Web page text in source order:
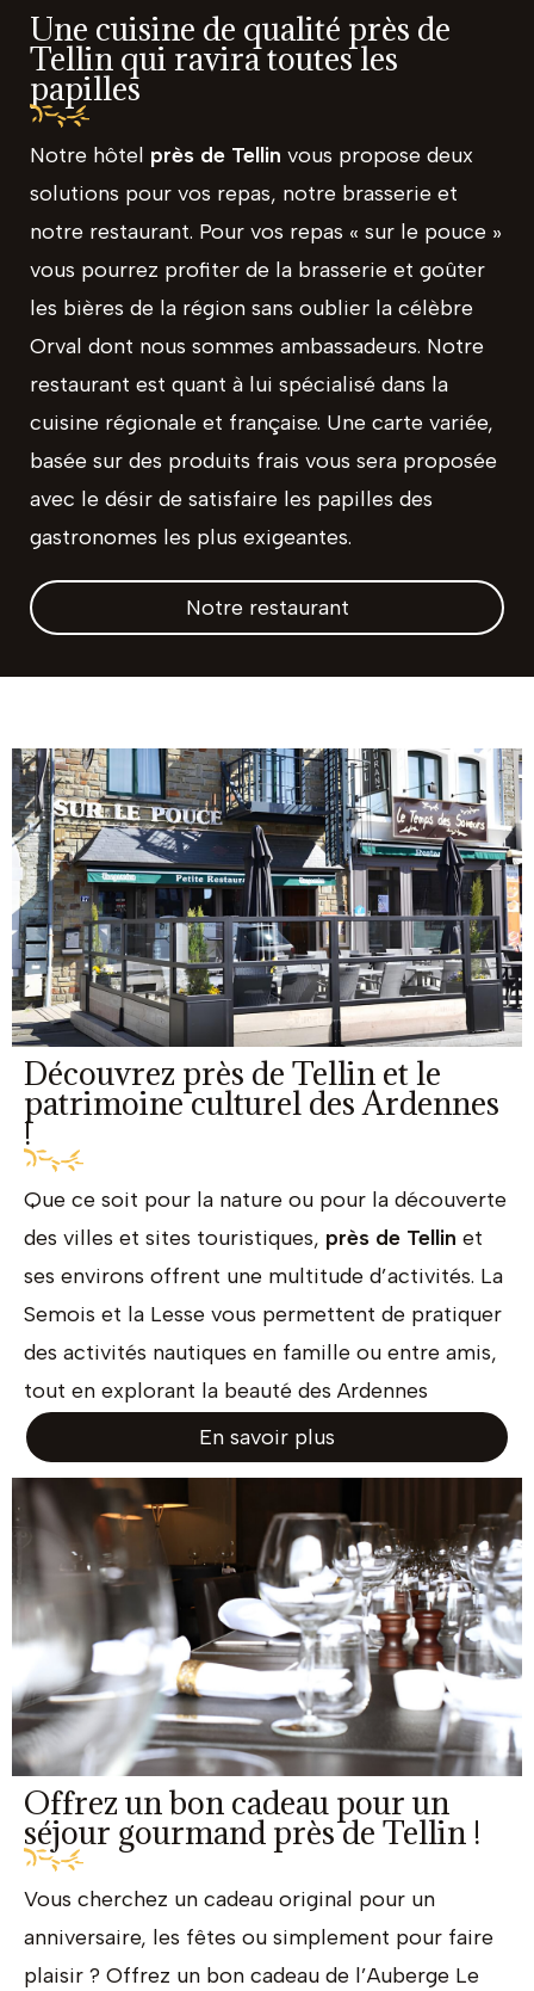
Une cuisine de qualité près de
Tellin qui ravira toutes les
papilles
Notre hôtel près de Tellin vous propose deux
solutions pour vos repas, notre brasserie et
notre restaurant. Pour vos repas « sur le pouce »
vous pourrez profiter de la brasserie et goûter
les bières de la région sans oublier la célèbre
Orval dont nous sommes ambassadeurs. Notre
restaurant est quant à lui spécialisé dans la
cuisine régionale et française. Une carte variée,
basée sur des produits frais vous sera proposée
avec le désir de satisfaire les papilles des
gastronomes les plus exigeantes.
Notre restaurant
Découvrez près de Tellin et le
patrimoine culturel des Ardennes
!
Que ce soit pour la nature ou pour la découverte
des villes et sites touristiques, près de Tellin et
ses environs offrent une multitude d’activités. La
Semois et la Lesse vous permettent de pratiquer
des activités nautiques en famille ou entre amis,
tout en explorant la beauté des Ardennes
En savoir plus
Offrez un bon cadeau pour un
séjour gourmand près de Tellin !
Vous cherchez un cadeau original pour un
anniversaire, les fêtes ou simplement pour faire
plaisir ? Offrez un bon cadeau de l’Auberge Le